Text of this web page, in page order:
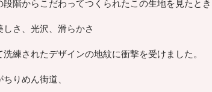
段階からこだわってつくられたこの生地を見たとき
しさ、光沢、滑らかさ
洗練されたデザインの地紋に衝撃を受けました。
ちりめん街道、